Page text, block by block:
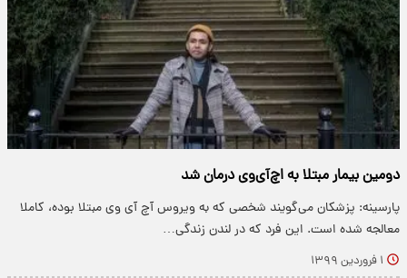
دومین بیمار مبتلا به اچ‌آی‌وی درمان شد
پارسینه: پزشکان می‌گویند شخصی که به ویروس آچ آی وی مبتلا بوده، کاملا
معالجه شده است. این فرد که در لندن زندگی…
۱ فروردین ۱۳۹۹